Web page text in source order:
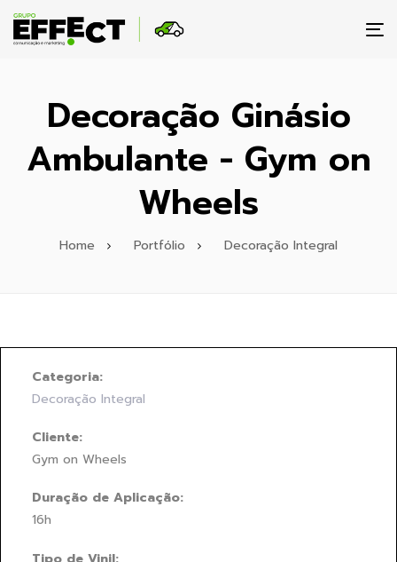
Decoração Ginásio
Ambulante - Gym on
Wheels
Home Portfólio Decoração Integral
Categoria:
Decoração Integral
Cliente:
Gym on Wheels
Duração de Aplicação:
16h